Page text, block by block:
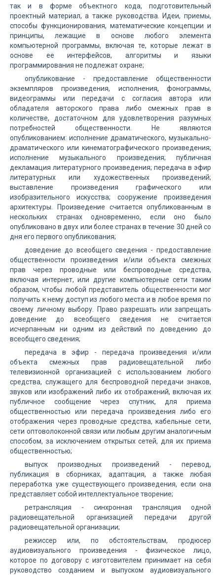
так и в форме объектного кода, подготовительный
проектный материал, а также руководства. Идеи, приемы,
способы функционирования, математические концепции и
принципы, лежащие в основе любого элемента
компьютерной программы, включая те, которые лежат в
основе ее интерфейсов, алгоритмы и языки
программирования не подлежат охране;
опубликование - предоставление общественности
экземпляров произведения, исполнения, фонограммы,
видеограммы или передачи с согласия автора или
обладателя авторского права либо смежных прав в
количестве, достаточном для удовлетворения разумных
потребностей общественности. Не являются
опубликованием: исполнение драматического, музыкально-
драматического или кинематографического произведения;
исполнение музыкального произведения; публичная
декламация литературного произведения; передача в эфир
литературных или художественных произведений;
выставление произведения графического или
изобразительного искусства; сооружение произведения
архитектуры. Произведение считается опубликованным в
нескольких странах одновременно, если оно было
опубликовано в двух или более странах в течение 30 дней со
дня его первого опубликования;
доведение до всеобщего сведения - предоставление
общественности произведения и/или объекта смежных
прав через проводные или беспроводные средства,
включая интернет, или другие компьютерные сети таким
образом, чтобы любой представитель общественности мог
получить к нему доступ из любого места и в любое время по
своему личному выбору. Право разрешать или запрещать
доведение до всеобщего сведения не считается
исчерпанным ни одним из действий по доведению до
всеобщего сведения;
передача в эфир - передача произведения и/или
объекта смежных прав радиовещательной либо
телевизионной организацией с использованием любого
средства, служащего для беспроводной передачи знаков,
звуков или изображений либо их отображений, включая их
публичное сообщение через спутник, для приема
общественностью или передача произведения либо его
отображения через проводные средства, кабельные сети,
сети оптоволоконной связи или любым другим аналогичным
способом, за исключением открытых сетей, для их приема
общественностью;
выпуск производных произведений - перевод,
публикация в сборниках, адаптация, а также любая
переработка уже существующего произведения, если она
представляет собой интеллектуальное творение;
ретрансляция - синхронная трансляция одной
радиовещательной организацией передачи другой
радиовещательной организации;
режиссер или, по обстоятельствам, продюсер
аудиовизуального произведения - физическое лицо,
которое по договору с изготовителем принимает на себя
руководство созданием и выпуском аудиовизуального